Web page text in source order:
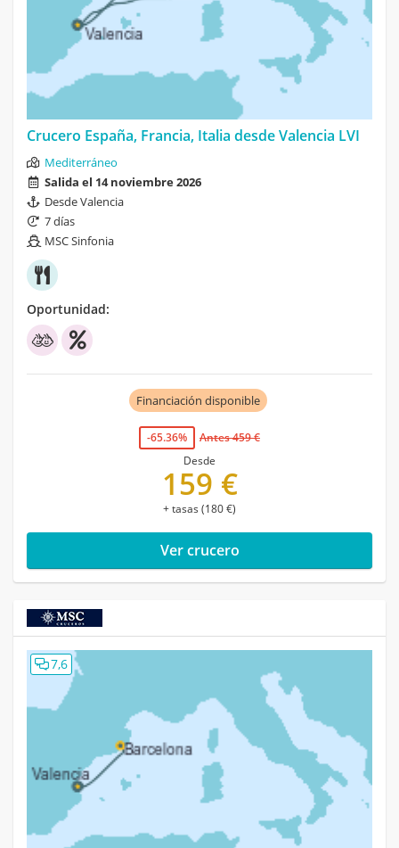
Crucero España, Francia, Italia desde Valencia LVI
Mediterráneo
Salida el 14 noviembre 2026
Desde Valencia
7 días
MSC Sinfonia
Oportunidad:
Financiación disponible
-65.36%
Antes 459 €
Desde
159 €
+ tasas (180 €)
Ver crucero
7,6